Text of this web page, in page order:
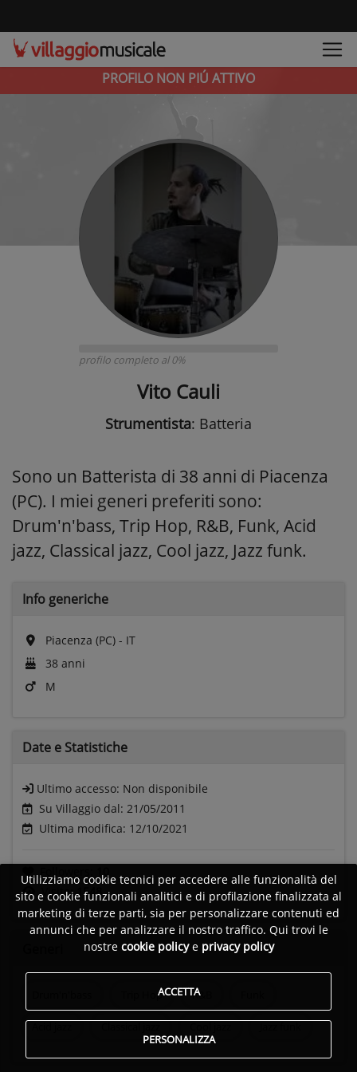
PROFILO NON PIÚ ATTIVO
profilo completo al 0%
Vito Cauli
Strumentista: Batteria
Sono un Batterista di 38 anni di Piacenza
(PC). I miei generi preferiti sono:
Drum'n'bass, Trip Hop, R&B, Funk, Acid
jazz, Classical jazz, Cool jazz, Jazz funk.
Info generiche
Piacenza (PC) - IT
38 anni
M
Date e Statistiche
Ultimo accesso: Non disponibile
Su Villaggio dal: 21/05/2011
Ultima modifica: 12/10/2021
Visite:1548
Trip Hop R&B
Utilizziamo cookie tecnici per accedere alle funzionalità del
sito e cookie funzionali analitici e di profilazione finalizzata al
marketing di terze parti, sia per personalizzare contenuti ed
annunci che per analizzare il nostro traffico. Qui trovi le
nostre cookie policye privacy policy
ACCETTA
PERSONALIZZA